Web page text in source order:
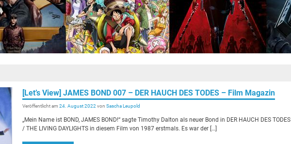
[Let’s View] JAMES BOND 007 – DER HAUCH DES TODES – Film Magazin
Veröffentlicht am24. August 2022 vonSascha Leupold
„Mein Name ist BOND, JAMES BOND!“ sagte Timothy Dalton als neuer Bond in DER HAUCH DES TODES
/ THE LIVING DAYLIGHTS in diesem Film von 1987 erstmals. Es war der […]